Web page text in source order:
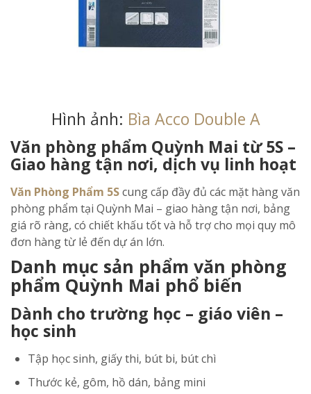
Hình ảnh: Bìa Acco Double A
Văn phòng phẩm Quỳnh Mai từ 5S –
Giao hàng tận nơi, dịch vụ linh hoạt
Văn Phòng Phẩm 5Scung cấp đầy đủ các mặt hàng văn
phòng phẩm tại Quỳnh Mai – giao hàng tận nơi, bảng
giá rõ ràng, có chiết khấu tốt và hỗ trợ cho mọi quy mô
đơn hàng từ lẻ đến dự án lớn.
Danh mục sản phẩm văn phòng
phẩm Quỳnh Mai phổ biến
Dành cho trường học – giáo viên –
học sinh
Tập học sinh, giấy thi, bút bi, bút chì
Thước kẻ, gôm, hồ dán, bảng mini